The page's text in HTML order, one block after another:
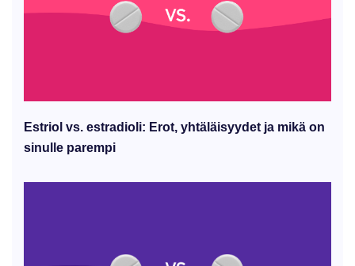
Estriol vs. estradioli: Erot, yhtäläisyydet ja mikä on
sinulle parempi